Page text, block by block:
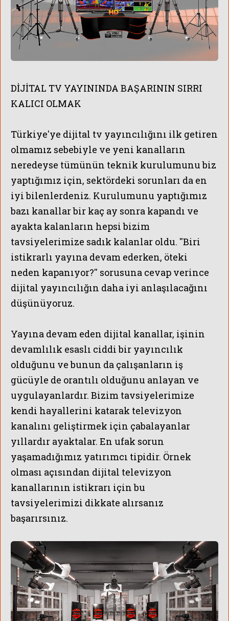
DİJİTAL TV YAYININDA BAŞARININ SIRRI
KALICI OLMAK
Türkiye'ye dijital tv yayıncılığını ilk getiren
olmamız sebebiyle ve yeni kanalların
neredeyse tümünün teknik kurulumunu biz
yaptığımız için, sektördeki sorunları da en
iyi bilenlerdeniz. Kurulumunu yaptığımız
bazı kanallar bir kaç ay sonra kapandı ve
ayakta kalanların hepsi bizim
tavsiyelerimize sadık kalanlar oldu. ''Biri
istikrarlı yayına devam ederken, öteki
neden kapanıyor?'' sorusuna cevap verince
dijital yayıncılığın daha iyi anlaşılacağını
düşünüyoruz.
Yayına devam eden dijital kanallar, işinin
devamlılık esaslı ciddi bir yayıncılık
olduğunu ve bunun da çalışanların iş
gücüyle de orantılı olduğunu anlayan ve
uygulayanlardır. Bizim tavsiyelerimize
kendi hayallerini katarak televizyon
kanalını geliştirmek için çabalayanlar
yıllardır ayaktalar. En ufak sorun
yaşamadığımız yatırımcı tipidir. Örnek
olması açısından dijital televizyon
kanallarının istikrarı için bu
tavsiyelerimizi dikkate alırsanız
başarırsınız.